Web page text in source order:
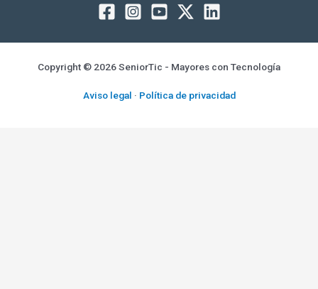
Copyright © 2026 SeniorTic - Mayores con Tecnología
Aviso legal · Política de privacidad